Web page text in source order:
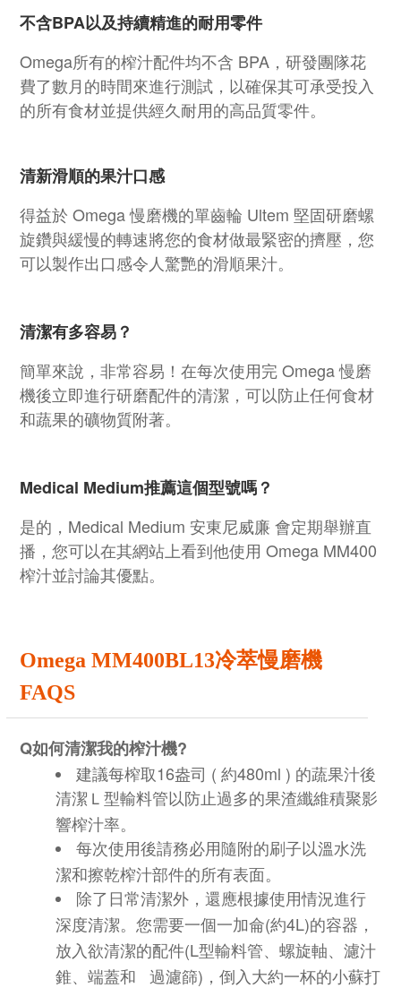
不含BPA以及持續精進的耐用零件
Omega所有的榨汁配件均不含 BPA，研發團隊花
費了數月的時間來進行測試，以確保其可承受投入
的所有食材並提供經久耐用的高品質零件。
清新滑順的果汁口感
得益於 Omega 慢磨機的單齒輪 Ultem 堅固研磨螺
旋鑽與緩慢的轉速將您的食材做最緊密的擠壓，您
可以製作出口感令人驚艷的滑順果汁。
清潔有多容易？
簡單來說，非常容易！在每次使用完 Omega 慢磨
機後立即進行研磨配件的清潔，可以防止任何食材
和蔬果的礦物質附著。
Medical Medium推薦這個型號嗎？
是的，Medical Medium 安東尼威廉 會定期舉辦直
播，您可以在其網站上看到他使用 Omega MM400
榨汁並討論其優點。
Omega MM400BL13冷萃慢磨機
FAQS
Q如何清潔我的榨汁機?
建議每榨取 16盎司 ( 約480ml ) 的蔬果汁後
清潔Ｌ型輸料管以防止過多的果渣纖維積聚影
響榨汁率。
每次使用後請務必用隨附的刷子以溫水洗
潔和擦乾榨汁部件的所有表面。
除了日常清潔外，還應根據使用情況進行
深度清潔。您需要一個一加侖(約4L)的容器，
放入欲清潔的配件(L型輸料管、螺旋軸、濾汁
錐、端蓋和 過濾篩) ，倒入大約一杯的小蘇打